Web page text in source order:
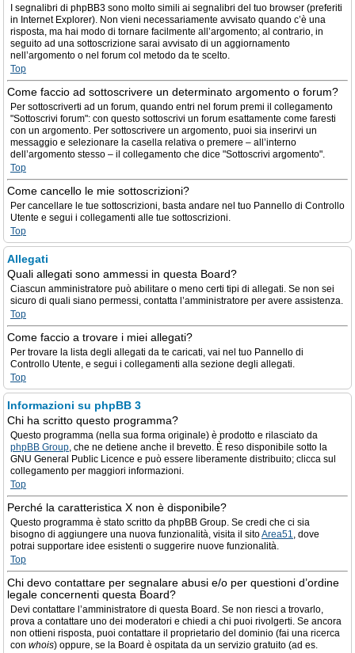
I segnalibri di phpBB3 sono molto simili ai segnalibri del tuo browser (preferiti
in Internet Explorer). Non vieni necessariamente avvisato quando c’è una
risposta, ma hai modo di tornare facilmente all’argomento; al contrario, in
seguito ad una sottoscrizione sarai avvisato di un aggiornamento
nell’argomento o nel forum col metodo da te scelto.
Top
Come faccio ad sottoscrivere un determinato argomento o forum?
Per sottoscriverti ad un forum, quando entri nel forum premi il collegamento
"Sottoscrivi forum": con questo sottoscrivi un forum esattamente come faresti
con un argomento. Per sottoscrivere un argomento, puoi sia inserirvi un
messaggio e selezionare la casella relativa o premere – all’interno
dell’argomento stesso – il collegamento che dice "Sottoscrivi argomento".
Top
Come cancello le mie sottoscrizioni?
Per cancellare le tue sottoscrizioni, basta andare nel tuo Pannello di Controllo
Utente e segui i collegamenti alle tue sottoscrizioni.
Top
Allegati
Quali allegati sono ammessi in questa Board?
Ciascun amministratore può abilitare o meno certi tipi di allegati. Se non sei
sicuro di quali siano permessi, contatta l’amministratore per avere assistenza.
Top
Come faccio a trovare i miei allegati?
Per trovare la lista degli allegati da te caricati, vai nel tuo Pannello di
Controllo Utente, e segui i collegamenti alla sezione degli allegati.
Top
Informazioni su phpBB 3
Chi ha scritto questo programma?
Questo programma (nella sua forma originale) è prodotto e rilasciato da
phpBB Group, che ne detiene anche il brevetto. È reso disponibile sotto la
GNU General Public Licence e può essere liberamente distribuito; clicca sul
collegamento per maggiori informazioni.
Top
Perché la caratteristica X non è disponibile?
Questo programma è stato scritto da phpBB Group. Se credi che ci sia
bisogno di aggiungere una nuova funzionalità, visita il sitoArea51, dove
potrai supportare idee esistenti o suggerire nuove funzionalità.
Top
Chi devo contattare per segnalare abusi e/o per questioni d’ordine
legale concernenti questa Board?
Devi contattare l’amministratore di questa Board. Se non riesci a trovarlo,
prova a contattare uno dei moderatori e chiedi a chi puoi rivolgerti. Se ancora
non ottieni risposta, puoi contattare il proprietario del dominio (fai una ricerca
con whois) oppure, se la Board è ospitata da un servizio gratuito (ad es.